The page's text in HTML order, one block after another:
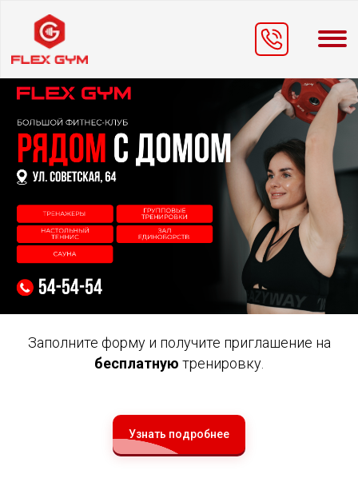
Заполните форму и получите приглашение на
бесплатную тренировку.
Узнать подробнее